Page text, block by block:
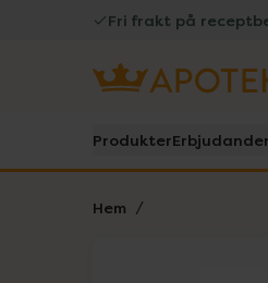
Fri frakt på
Produkter
Hem